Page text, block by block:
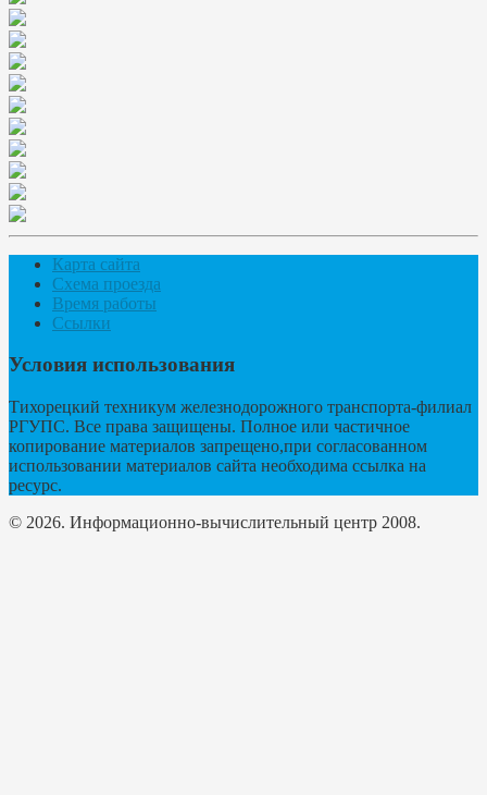
Карта сайта
Схема проезда
Время работы
Ссылки
Условия использования
Тихорецкий техникум железнодорожного транспорта-филиал
РГУПС. Все права защищены. Полное или частичное
копирование материалов запрещено,при согласованном
использовании материалов сайта необходима ссылка на
ресурс.
© 2026. Информационно-вычислительный центр 2008.